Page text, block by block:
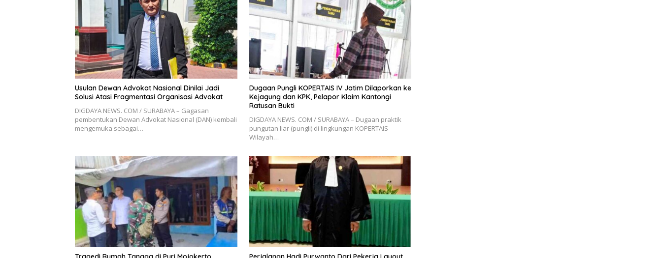
Usulan Dewan Advokat Nasional Dinilai Jadi
Solusi Atasi Fragmentasi Organisasi Advokat
DIGDAYA NEWS. COM / SURABAYA – Gagasan
pembentukan Dewan Advokat Nasional (DAN) kembali
mengemuka sebagai…
Dugaan Pungli KOPERTAIS IV Jatim Dilaporkan ke
Kejagung dan KPK, Pelapor Klaim Kantongi
Ratusan Bukti
DIGDAYA NEWS. COM / SURABAYA – Dugaan praktik
pungutan liar (pungli) di lingkungan KOPERTAIS
Wilayah…